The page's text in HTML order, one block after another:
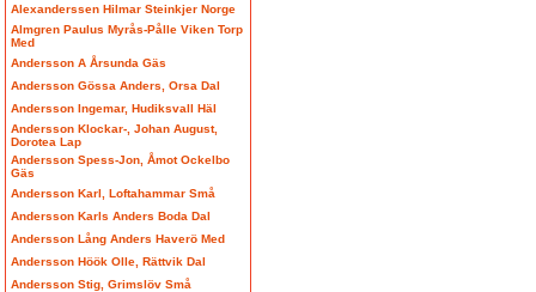
Alexanderssen Hilmar Steinkjer Norge
Almgren Paulus Myrås-Pålle Viken Torp
Med
Andersson A Årsunda Gäs
Andersson Gössa Anders, Orsa Dal
Andersson Ingemar, Hudiksvall Häl
Andersson Klockar-, Johan August,
Dorotea Lap
Andersson Spess-Jon, Åmot Ockelbo
Gäs
Andersson Karl, Loftahammar Små
Andersson Karls Anders Boda Dal
Andersson Lång Anders Haverö Med
Andersson Höök Olle, Rättvik Dal
Andersson Stig, Grimslöv Små